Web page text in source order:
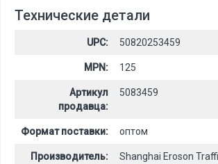
Технические детали
UPC: 50820253459
MPN: 125
Артикул
продавца:
5083459
Формат поставки: оптом
Производитель: Shanghai Eroson